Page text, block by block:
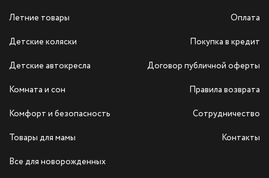
Летние товары
Детские коляски
Детские автокресла
Комната и сон
Комфорт и безопасность
Товары для мамы
Все для новорожденных
Оплата
Покупка в кредит
Договор публичной оферты
Правила возврата
Сотрудничество
Контакты